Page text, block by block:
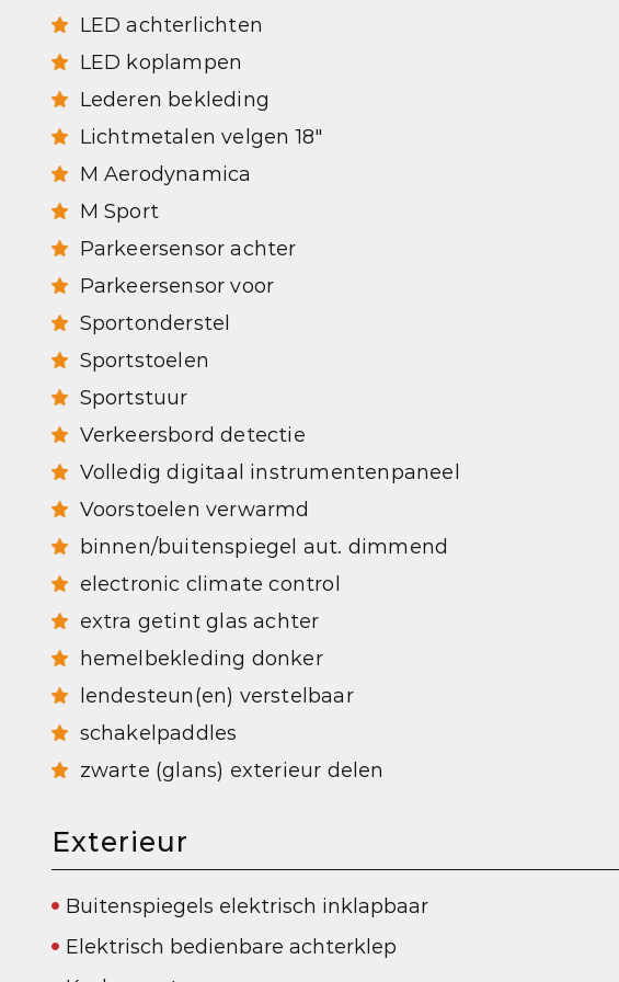
LED achterlichten
LED koplampen
Lederen bekleding
Lichtmetalen velgen 18"
M Aerodynamica
M Sport
Parkeersensor achter
Parkeersensor voor
Sportonderstel
Sportstoelen
Sportstuur
Verkeersbord detectie
Volledig digitaal instrumentenpaneel
Voorstoelen verwarmd
binnen/buitenspiegel aut. dimmend
electronic climate control
extra getint glas achter
hemelbekleding donker
lendesteun(en) verstelbaar
schakelpaddles
zwarte (glans) exterieur delen
Exterieur
Buitenspiegels elektrisch inklapbaar
Elektrisch bedienbare achterklep